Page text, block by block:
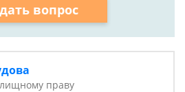
вопрос
праву